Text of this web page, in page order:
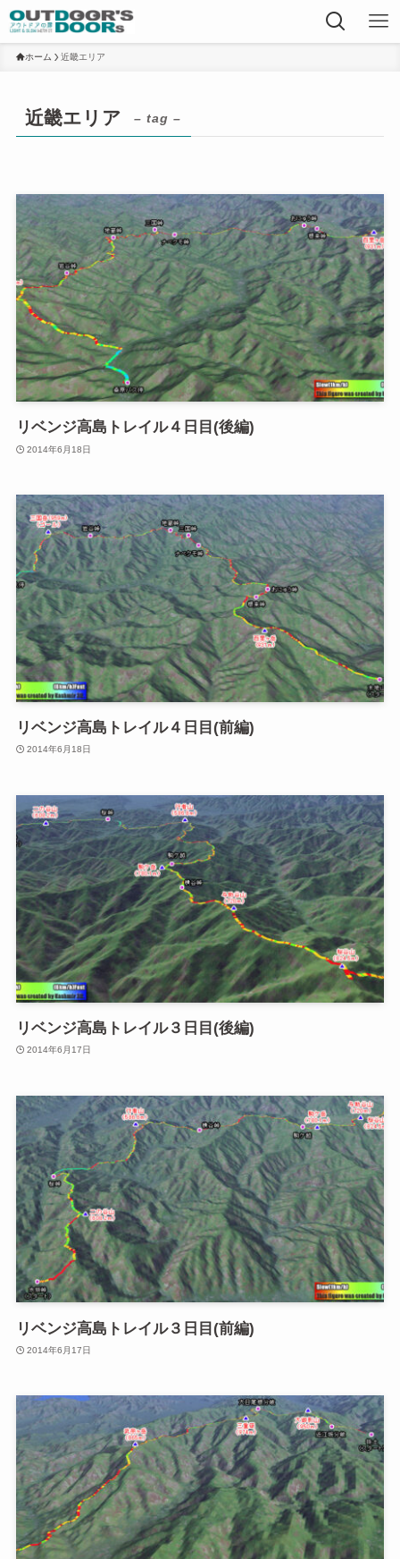
ホーム 近畿エリア
近畿エリア – tag –
リベンジ高島トレイル４日目(後編)
2014年6月18日
リベンジ高島トレイル４日目(前編)
2014年6月18日
リベンジ高島トレイル３日目(後編)
2014年6月17日
リベンジ高島トレイル３日目(前編)
2014年6月17日